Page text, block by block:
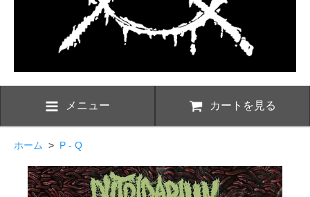
メニュー カートを見る
ホーム > P - Q